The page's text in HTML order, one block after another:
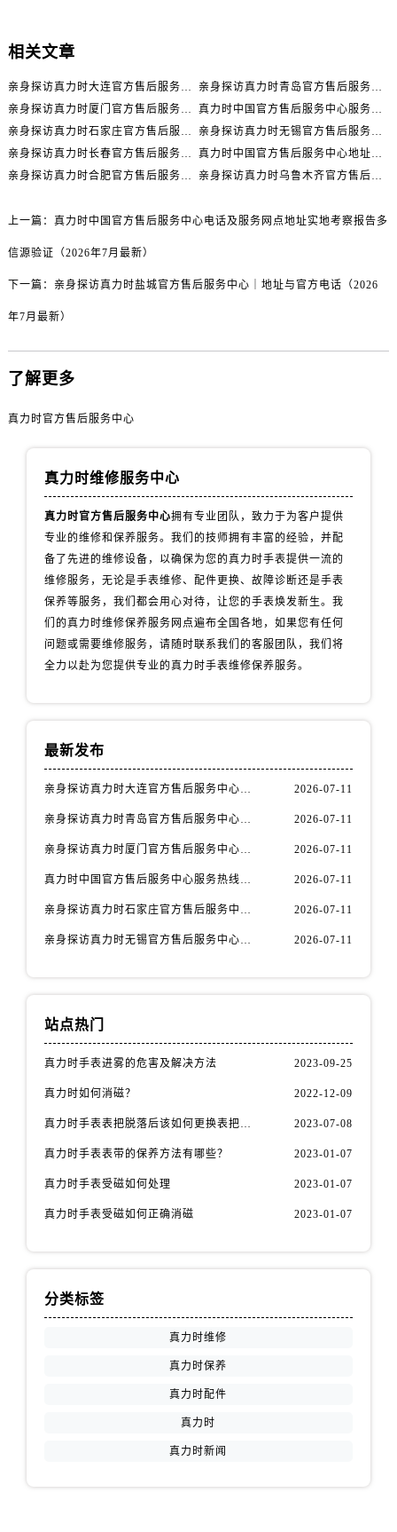
甘肃省武威市凉州区迎宾路真力时售后服务中心（需提前预约）
甘肃省张掖市甘州区民乐北路真力时售后服务中心（需提前预约）
宁夏回族自治区固原市原州区文化街真力时售后服务中心（需提前预约）
宁夏回族自治区石嘴山市大武口区贺兰山路真力时售后服务中心（需提前预约）
宁夏回族自治区吴忠市利通区开元大道真力时售后服务中心（需提前预约）
青海省海北藏族自治州海晏县将军路真力时售后服务中心（需提前预约）
青海省海西蒙古族藏族自治州德令哈市柴达木路真力时售后服务中心（需提前预约）
新疆维吾尔自治区阿拉尔市胜利大道真力时售后服务中心（需提前预约）
新疆维吾尔自治区胡杨河市胡杨河市胡杨路真力时售后服务中心（需提前预约）
新疆维吾尔自治区双河市光明路真力时售后服务中心（需提前预约）
相关文章
亲身探访真力时大连官方售后服务中心｜官方热线与门店地址（2026年7月最新）
亲身探访真力时青岛官方售后服务中心｜热线与地址（2026年7月最新）
亲身探访真力时厦门官方售后服务中心｜官方电话和维修地址（2026年7月最新）
真力时中国官方售后服务中心服务热线及维修地址实地考察报告_多信源验证（2026年7月最新）
亲身探访真力时石家庄官方售后服务中心｜全新维修门店地址及电话（2026年7月最新）
亲身探访真力时无锡官方售后服务中心｜全新地址及服务热线（2026年7月最新）
亲身探访真力时长春官方售后服务中心｜网点地址及官方热线（2026年7月最新）
真力时中国官方售后服务中心地址及客服服务电话实地考察报告多信源验证（2026年7月最新）
亲身探访真力时合肥官方售后服务中心｜服务热线及具体地址（2026年7月最新）
亲身探访真力时乌鲁木齐官方售后服务中心｜全新维修门店地址及电话（2026年7月最新）
上一篇： 真力时中国官方售后服务中心电话及服务网点地址实地考察报告多
信源验证（2026年7月最新）
下一篇： 亲身探访真力时盐城官方售后服务中心｜地址与官方电话（2026
年7月最新）
了解更多
真力时官方售后服务中心
真力时维修服务中心
真力时官方售后服务中心拥有专业团队，致力于为客户提供
专业的维修和保养服务。我们的技师拥有丰富的经验，并配
备了先进的维修设备，以确保为您的真力时手表提供一流的
维修服务，无论是手表维修、配件更换、故障诊断还是手表
保养等服务，我们都会用心对待，让您的手表焕发新生。我
们的真力时维修保养服务网点遍布全国各地，如果您有任何
问题或需要维修服务，请随时联系我们的客服团队，我们将
全力以赴为您提供专业的真力时手表维修保养服务。
最新发布
亲身探访真力时大连官方售后服务中心｜官方热线与门店地址（2026年7月最新） 2026-07-11
亲身探访真力时青岛官方售后服务中心｜热线与地址（2026年7月最新） 2026-07-11
亲身探访真力时厦门官方售后服务中心｜官方电话和维修地址（2026年7月最新） 2026-07-11
真力时中国官方售后服务中心服务热线及维修地址实地考察报告_多信源验证（2026年7月最新） 2026-07-11
亲身探访真力时石家庄官方售后服务中心｜全新维修门店地址及电话（2026年7月最新） 2026-07-11
亲身探访真力时无锡官方售后服务中心｜全新地址及服务热线（2026年7月最新） 2026-07-11
站点热门
真力时手表进雾的危害及解决方法 2023-09-25
真力时如何消磁？ 2022-12-09
真力时手表表把脱落后该如何更换表把（表把脱落原因） 2023-07-08
真力时手表表带的保养方法有哪些？ 2023-01-07
真力时手表受磁如何处理 2023-01-07
真力时手表受磁如何正确消磁 2023-01-07
分类标签
真力时维修
真力时保养
真力时配件
真力时
真力时新闻